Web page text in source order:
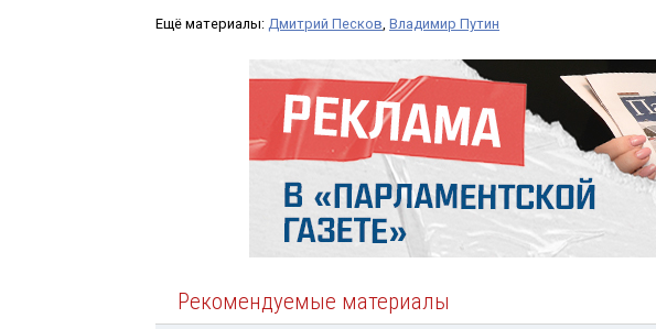
Ещё материалы: Дмитрий Песков Владимир Путин
Рекомендуемые материалы